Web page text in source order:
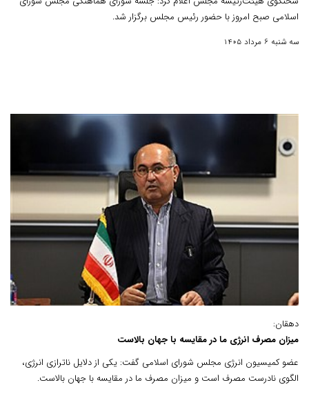
اسلامی صبح امروز با حضور رئیس مجلس برگزار شد.
سه شنبه 6 مرداد 1405
دهقان:
میزان مصرف انرژی ما در مقایسه با جهان بالاست
عضو کمیسیون انرژی مجلس شورای اسلامی گفت: یکی از دلایل ناترازی انرژی،
الگوی نادرست مصرف است و میزان مصرف ما در مقایسه با جهان بالاست.